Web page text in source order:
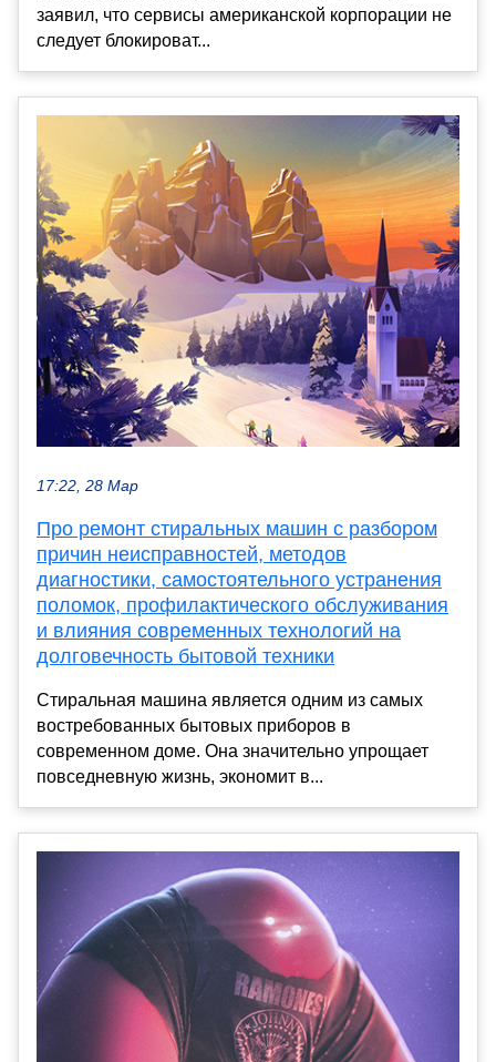
заявил, что сервисы американской корпорации не
следует блокироват...
17:22, 28 Мар
Про ремонт стиральных машин с разбором
причин неисправностей, методов
диагностики, самостоятельного устранения
поломок, профилактического обслуживания
и влияния современных технологий на
долговечность бытовой техники
Стиральная машина является одним из самых
востребованных бытовых приборов в
современном доме. Она значительно упрощает
повседневную жизнь, экономит в...